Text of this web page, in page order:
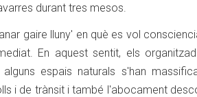
durant tres mesos.
gaire lluny' en què es vol
En aquest sentit, els
espais naturals s'han
i de trànsit i també l'abocament